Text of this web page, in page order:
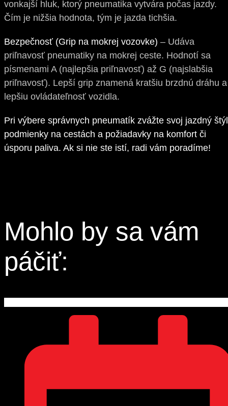
vonkajší hluk, ktorý pneumatika vytvára počas jazdy.
Čím je nižšia hodnota, tým je jazda tichšia.
Bezpečnosť (Grip na mokrej vozovke) – Udáva
priľnavosť pneumatiky na mokrej ceste. Hodnotí sa
písmenami A (najlepšia priľnavosť) až G (najslabšia
priľnavosť). Lepší grip znamená kratšiu brzdnú dráhu a
lepšiu ovládateľnosť vozidla.
Pri výbere správnych pneumatík zvážte svoj jazdný
podmienky na cestách a požiadavky na komfort či
úsporu paliva. Ak si nie ste istí, radi vám poradíme!
Mohlo by sa vám
páčiť: